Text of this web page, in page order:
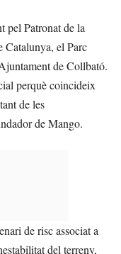
pel Patronat de la
Catalunya, el Parc
de Collbató.
perquè coincideix
de les
de Mango.
de risc associat a
del terreny,